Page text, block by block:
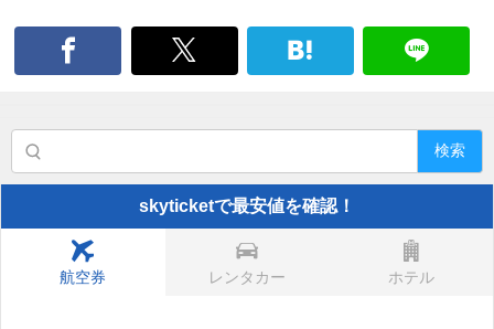
検索
skyticketで最安値を確認！
航空券 レンタカー ホテル